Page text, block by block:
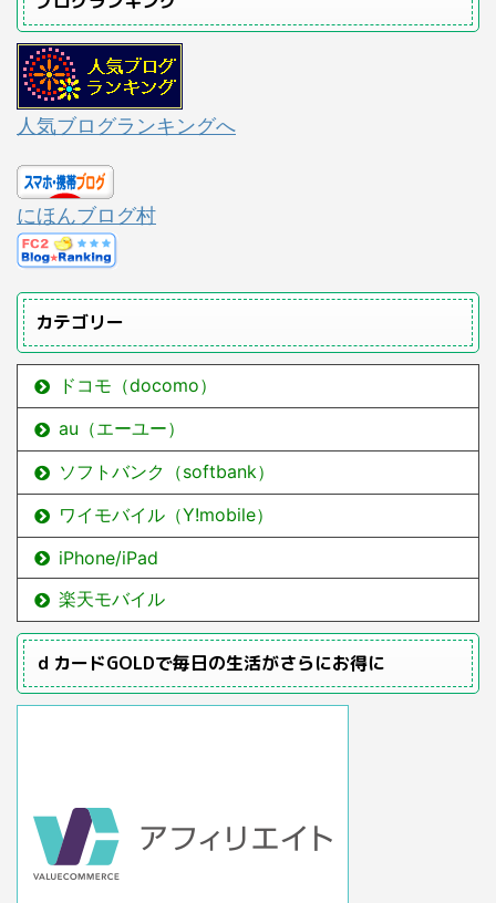
人気ブログランキングへ
にほんブログ村
カテゴリー
ドコモ（docomo）
au（エーユー）
ソフトバンク（softbank）
ワイモバイル（Y!mobile）
iPhone/iPad
楽天モバイル
ｄカードGOLDで毎日の生活がさらにお得に